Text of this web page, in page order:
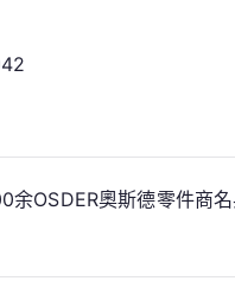
余OSDER奧斯德零件商